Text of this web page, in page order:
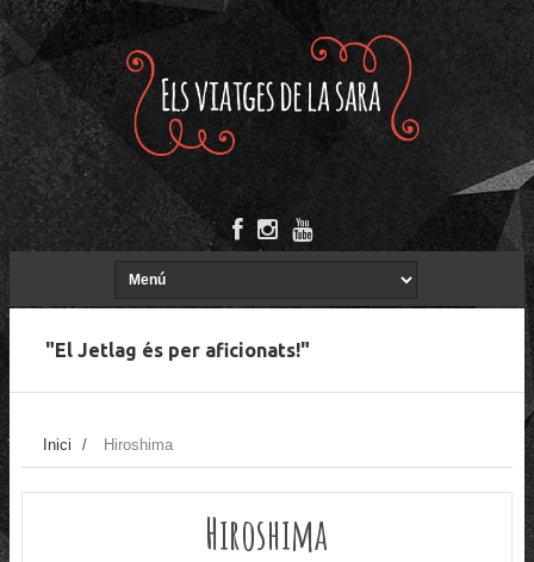
"El Jetlag és per aficionats!"
Inici / Hiroshima
Hiroshima